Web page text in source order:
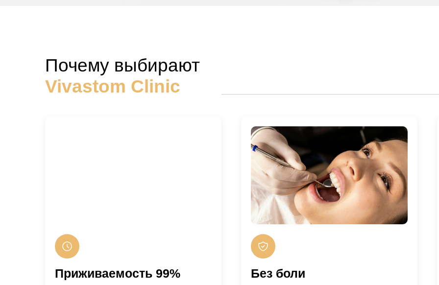
Почему выбирают
Vivastom Clinic
Без боли
Приживаемость 99%